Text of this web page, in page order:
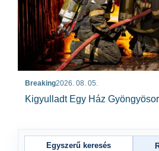
Breaking2026. 08. 05.
Kigyulladt Egy Ház
Egyszerű keresés